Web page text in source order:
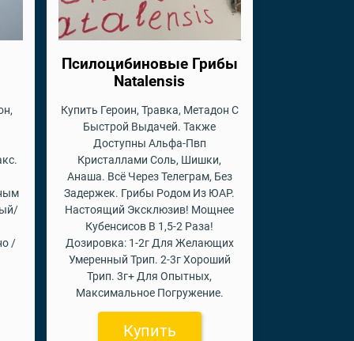
/
Псилоцибиновые Грибы
Natalensis
Купить Героин, Травка, Метадон С
Быстрой Выдачей. Также
Доступны Альфа-Пвп
Кристаллами Соль, Шишки,
Анаша. Всё Через Телеграм, Без
Задержек. Грибы Родом Из ЮАР.
Настоящий Эксклюзив! Мощнее
Кубенсисов В 1,5-2 Раза!
Дозировка: 1-2г Для Желающих
Умеренный Трип. 2-3г Хороший
Трип. 3г+ Для Опытных,
Максимальное Погружение.
Купить